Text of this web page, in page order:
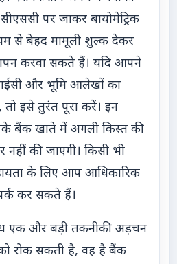
पर जाकर बायोमेट्रिक
से बेहद मामूली शुल्क देकर
करवा सकते हैं। यदि आपने
और भूमि आलेखों का
तो इसे तुरंत पूरा करें। इन
बैंक खाते में अगली किस्त की
नहीं की जाएगी। किसी भी
के लिए आप आधिकारिक
कर सकते हैं।
एक और बड़ी तकनीकी अड़चन
रोक सकती है, वह है बैंक